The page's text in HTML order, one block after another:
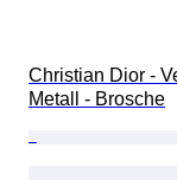
Christian Dior -
Metall - Brosche